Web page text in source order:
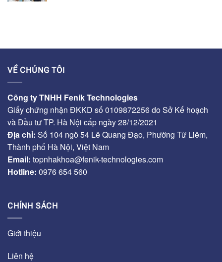
VỀ CHÚNG TÔI
Công ty TNHH Fenik Technologies
Giấy chứng nhận ĐKKD số 0109872256 do Sở Kế hoạch
và Đầu tư TP. Hà Nội cấp ngày 28/12/2021
Địa chỉ: Số 104 ngõ 54 Lê Quang Đạo, Phường Từ Liêm,
Thành phố Hà Nội, Việt Nam
Email: topnhakhoa@fenik-technologies.com
Hotline: 0976 654 560
CHÍNH SÁCH
Giới thiệu
Liên hệ